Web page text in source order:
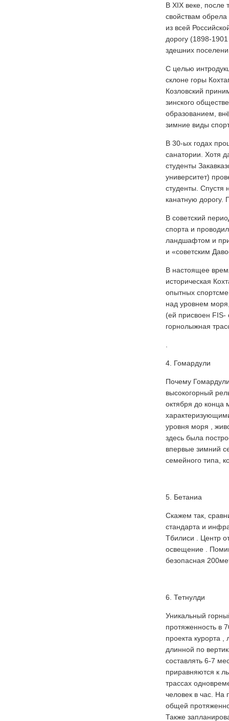
В XIX веке, после
свойствам
из всей
дорогу (1898-
здешних
С целью
склоне горы
Козловский
зинского
образованием,
зимние виды
В 30-ых годах
санатории. Хотя
студенты
университет)
студенты. Спустя
канатную
В советский
спорта и
ландшафтом и
и «совет­ским
В настоящее
историческая
опытных
над уровнем
(ей присвоен
горнолыжная
4. Гомардули
Почему
высокогорный
октября до конца
уровня моря ,
здесь была
впервые зимний
семейного типа,
5. Бетаниа
Скажем так,
стандарта и
Тбилиси . Центр
освещение .
безопасная
6. Тетнулди
Уникальный
протяженность в
проекта курорта
длинной по
составлять 6-7
приравняются к
трассах
человек в час. На
общей
Также